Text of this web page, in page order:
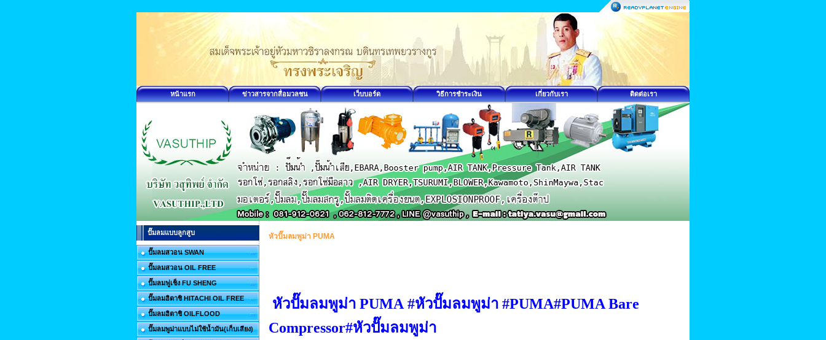
หน้าแรก ข่าวสารจากสื่อมวลชน เว็บบอร์ด วิธีการชำระเงิน เกี่ยวกับเรา ติดต่อเรา
ปั๊มลมแบบลูกสูบ
ปั๊มลมสวอน SWAN
ปั๊มลมสวอน OIL FREE
ปั๊มลมฟูเช็ง FU SHENG
ปั๊มลมฮิตาชิ HITACHI OIL FREE
ปั๊มลมฮิตาชิ OILFLOOD
ปั๊มลมพูม่าแบบไม่ใช้น้ำมัน(เก็บเสียง)
หัวปั๊มลมพูม่า PUMA
หัวปั๊มลมพูม่า PUMA #หัวปั๊มลมพูม่า #PUMA#PUMA Bare
Compressor#หัวปั๊มลมพูม่า